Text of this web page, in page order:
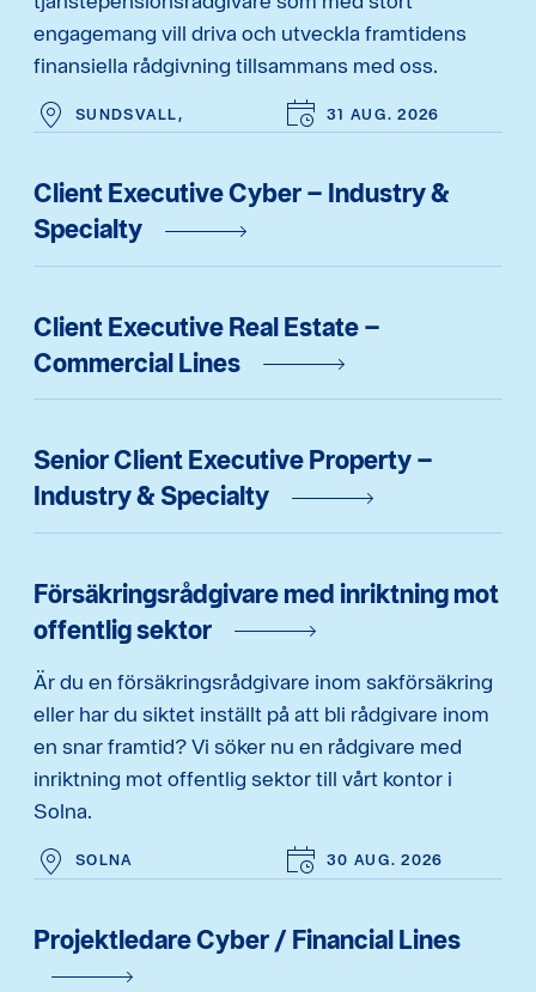
engagemang vill driva och utveckla framtidens
finansiella rådgivning tillsammans med oss.
SUNDSVALL, 31 AUG. 2026
Client Executive Cyber – Industry &
Specialty
Client Executive Real Estate –
Commercial Lines
Senior Client Executive Property –
Industry & Specialty
Försäkringsrådgivare med inriktning mot
offentlig sektor
Är du en försäkringsrådgivare inom sakförsäkring
eller har du siktet inställt på att bli rådgivare inom
en snar framtid? Vi söker nu en rådgivare med
inriktning mot offentlig sektor till vårt kontor i
Solna.
SOLNA 30 AUG. 2026
Projektledare Cyber / Financial Lines